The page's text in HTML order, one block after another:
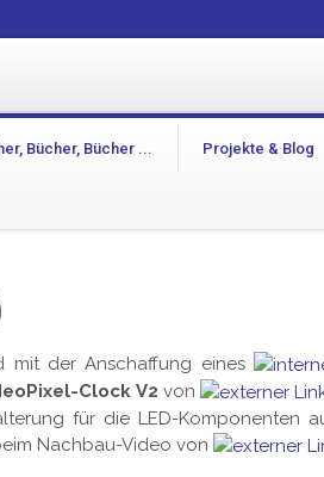
Bücher, Bücher ... Projekte & Blog
mit der Anschaffung eines
Clock V2 von
für die LED-Komponenten
Nachbau-Video von